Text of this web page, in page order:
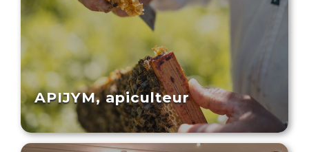
APIJYM, apiculteur